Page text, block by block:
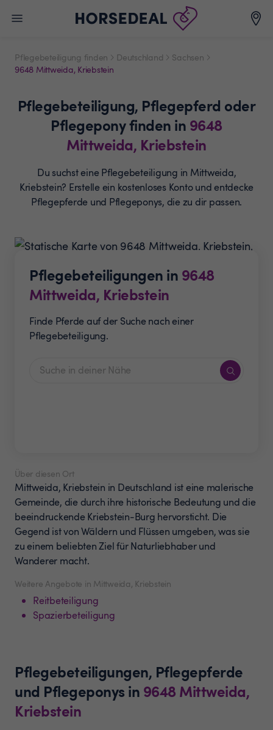
Pflegebeteiligung finden Deutschland
Sachsen
9648 Mittweida, Kriebstein
Pflegebeteiligung, Pflegepferd oder
Pflegeponyfinden in 9648
Mittweida, Kriebstein
Du suchst eine Pflegebeteiligung in Mittweida,
Kriebstein? Erstelle ein kostenloses Konto und entdecke
Pflegepferde und Pflegeponys, die zu dir passen.
Pflegebeteiligungen in 9648
Mittweida, Kriebstein
Finde Pferde auf der Suche nach einer
Pflegebeteiligung.
Weitere Angebote in Mittweida, Kriebstein
Reitbeteiligung
Spazierbeteiligung
Über diesen Ort
Mittweida, Kriebstein in Deutschland ist eine malerische
Gemeinde, die durch ihre historische Bedeutung und die
beeindruckende Kriebstein-Burg hervorsticht. Die
Gegend ist von Wäldern und Flüssen umgeben, was sie
zu einem beliebten Ziel für Naturliebhaber und
Wanderer macht.
Pflegebeteiligungen, Pflegepferde
und Pflegeponys in 9648 Mittweida,
Kriebstein